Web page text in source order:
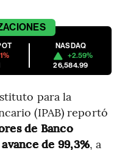
NASDAQ
+2.59%
26,584.99
para la
(IPAB) reportó
de Banco
de 99,3%, a